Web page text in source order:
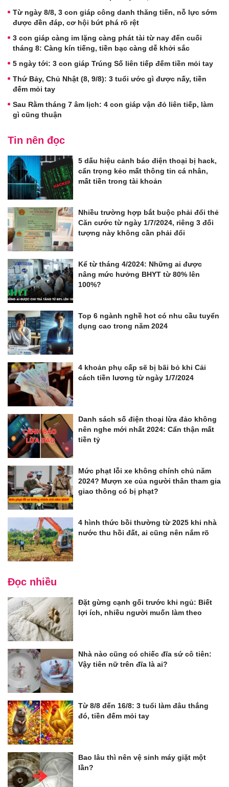
Từ ngày 8/8, 3 con giáp công danh thăng tiến, nỗ lực sớm
được đền đáp, cơ hội bứt phá rõ rệt
3 con giáp càng im lặng càng phát tài từ nay đến cuối
tháng 8: Càng kín tiếng, tiền bạc càng dễ khởi sắc
5 ngày tới: 3 con giáp Trúng Số liên tiếp đếm tiền mỏi tay
Thứ Bảy, Chủ Nhật (8, 9/8): 3 tuổi ước gì được nấy, tiền
đếm mỏi tay
Sau Rằm tháng 7 âm lịch: 4 con giáp vận đỏ liên tiếp, làm
gì cũng thuận
Tin nên đọc
5 dấu hiệu cảnh báo điện thoại bị hack,
cẩn trọng kẻo mất thông tin cá nhân,
mất tiền trong tài khoản
Nhiều trường hợp bắt buộc phải đổi thẻ
Căn cước từ ngày 1/7/2024, riêng 3 đối
tượng này không cần phải đổi
Kể từ tháng 4/2024: Những ai được
nâng mức hưởng BHYT từ 80% lên
100%?
Top 6 ngành nghề hot có nhu cầu tuyển
dụng cao trong năm 2024
4 khoản phụ cấp sẽ bị bãi bỏ khi Cải
cách tiền lương từ ngày 1/7/2024
Danh sách số điện thoại lừa đảo không
nên nghe mới nhất 2024: Cẩn thận mất
tiền tỷ
Mức phạt lỗi xe không chính chủ năm
2024? Mượn xe của người thân tham gia
giao thông có bị phạt?
4 hình thức bồi thường từ 2025 khi nhà
nước thu hồi đất, ai cũng nên nắm rõ
Đọc nhiều
Đặt gừng cạnh gối trước khi ngủ: Biết
lợi ích, nhiều người muốn làm theo
Nhà nào cũng có chiếc đĩa sứ cô tiên:
Vậy tiên nữ trên đĩa là ai?
Từ 8/8 đến 16/8: 3 tuổi làm đâu thắng
đó, tiền đếm mỏi tay
Bao lâu thì nên vệ sinh máy giặt một
lần?